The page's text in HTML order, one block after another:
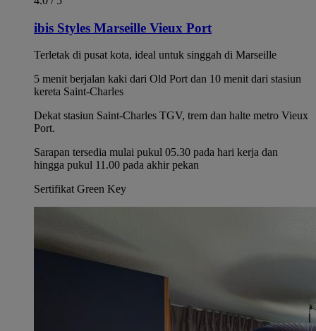
ibis Styles Marseille Vieux Port
Terletak di pusat kota, ideal untuk singgah di Marseille
5 menit berjalan kaki dari Old Port dan 10 menit dari stasiun
kereta Saint-Charles
Dekat stasiun Saint-Charles TGV, trem dan halte metro Vieux
Port.
Sarapan tersedia mulai pukul 05.30 pada hari kerja dan
hingga pukul 11.00 pada akhir pekan
Sertifikat Green Key